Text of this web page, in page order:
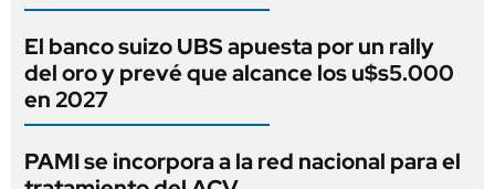
El banco suizo UBS apuesta por un rally
del oro y prevé que alcance los u$s5.000
en 2027
PAMI se incorpora a la red nacional para el